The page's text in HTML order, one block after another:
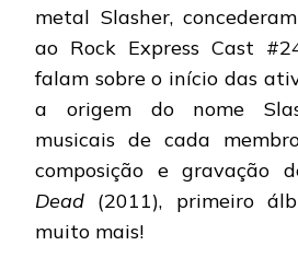
metal Slasher,
ao Rock Express Cast
falam sobre o início das
a origem do nome
musicais de cada
composição e gravação
Dead (2011), primeiro
muito mais!